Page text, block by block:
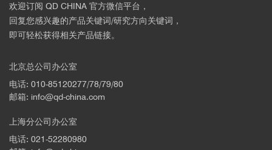
欢迎订阅 QD CHINA 官方微信平台，
回复您感兴趣的产品关键词/研究方向关键词，
即可轻松获得相关产品链接。
北京总公司办公室
电话: 010-85120277/78/79/80
邮箱: info@qd-china.com
上海分公司办公室
电话: 021-52280980